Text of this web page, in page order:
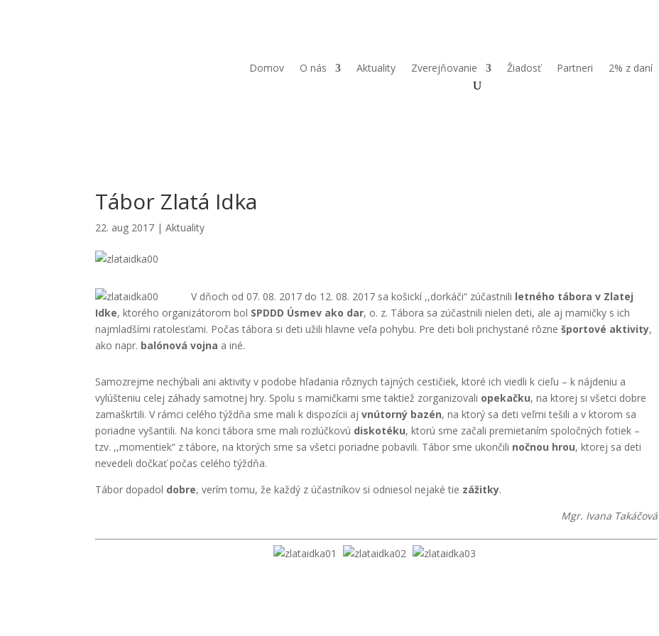
Domov O nás Aktuality Zverejňovanie Žiadosť Partneri 2% z daní
Tábor Zlatá Idka
22. aug 2017 |Aktuality
V dňoch od 07. 08. 2017 do 12. 08. 2017 sa košickí ,,dorkáči“ zúčastnili letného tábora v Zlatej
Idke, ktorého organizátorom bol SPDDD Úsmev ako dar, o. z. Tábora sa zúčastnili nielen deti, ale aj mamičky s ich
najmladšími ratolesťami. Počas tábora si deti užili hlavne veľa pohybu. Pre deti boli prichystané rôznešportové aktivity,
ako napr. balónová vojna a iné.
Samozrejme nechýbali ani aktivity v podobe hľadania rôznych tajných cestičiek, ktoré ich viedli k cieľu – k nájdeniu a
vylúšteniu celej záhady samotnej hry. Spolu s mamičkami sme taktiež zorganizovali opekačku, na ktorej si všetci dobre
zamaškrtili. V rámci celého týždňa sme mali k dispozícii ajvnútorný bazén, na ktorý sa deti veľmi tešili a v ktorom sa
poriadne vyšantili. Na konci tábora sme mali rozlúčkovú diskotéku, ktorú sme začali premietaním spoločných fotiek –
tzv. ,,momentiek“ z tábore, na ktorých sme sa všetci poriadne pobavili. Tábor sme ukončili nočnou hrou, ktorej sa deti
nevedeli dočkať počas celého týždňa.
Tábor dopadol dobre, verím tomu, že každý z účastníkov si odniesol nejaké tie zážitky.
Mgr. Ivana Takáčová